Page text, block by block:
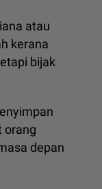
atau
kerana
bijak
orang
depan